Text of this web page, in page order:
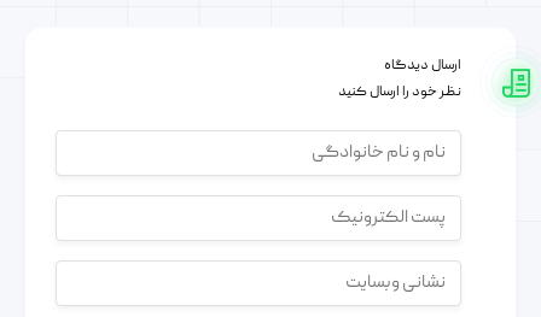
ارسال دیدگاه
نظر خود را ارسال کنید